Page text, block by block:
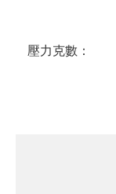
壓力克數：